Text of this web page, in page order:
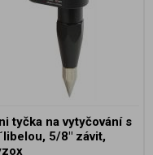
tyčka na vytyčování s
5/8" závit,